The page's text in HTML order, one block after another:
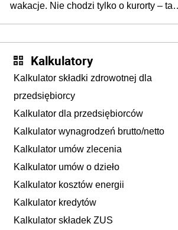
wakacje. Nie chodzi tylko o kurorty – ta
Kalkulatory
Kalkulator składki zdrowotnej dla
przedsiębiorcy
Kalkulator dla przedsiębiorców
Kalkulator wynagrodzeń brutto/netto
Kalkulator umów zlecenia
Kalkulator umów o dzieło
Kalkulator kosztów energii
Kalkulator kredytów
Kalkulator składek ZUS